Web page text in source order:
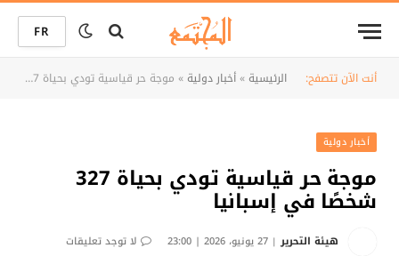
FR
أنت الآن تتصفح: الرئيسية»أخبار دولية» موجة حر قياسية تودي بحياة 327 شخصًا في إسبانيا
أخبار دولية
موجة حر قياسية تودي بحياة 327
شخصًا في إسبانيا
هيئة التحرير 27 يونيو، 2026 | 23:00
لا توجد تعليقات